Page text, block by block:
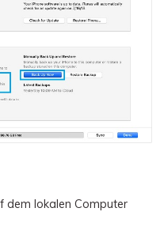
dem lokalen Computer